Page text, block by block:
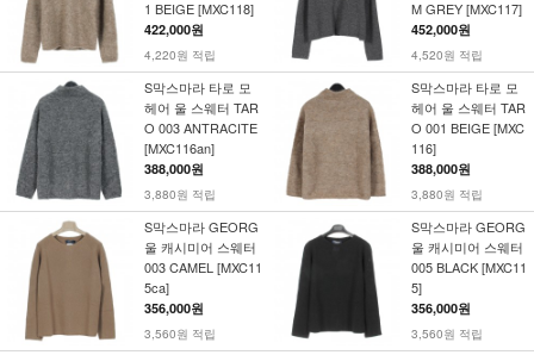
1 BEIGE [MXC118]
422,000원
4,220원 적립
M GREY [MXC117]
452,000원
4,520원 적립
S막스마라 타로 모
헤어 울 스웨터 TAR
O 003 ANTRACITE
[MXC116an]
388,000원
3,880원 적립
S막스마라 타로 모
헤어 울 스웨터 TAR
O 001 BEIGE [MXC
116]
388,000원
3,880원 적립
S막스마라 GEORG
울 캐시미어 스웨터
003 CAMEL [MXC11
5ca]
356,000원
3,560원 적립
S막스마라 GEORG
울 캐시미어 스웨터
005 BLACK [MXC11
5]
356,000원
3,560원 적립